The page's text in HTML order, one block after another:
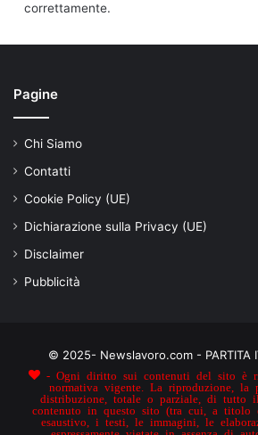
correttamente.
Pagine
Chi Siamo
Contatti
Cookie Policy (UE)
Dichiarazione sulla Privacy (UE)
Disclaimer
Pubblicità
© 2025- Newslavoro.com - PARTITA
- Ogni diritto sui contenuti del sito è
normativa vigente. La riproduzione, la
distribuzione, totale o parziale, di tutto
contenuto in questo sito (tra cui, a titolo
esaustivo, i testi, le immagini, le